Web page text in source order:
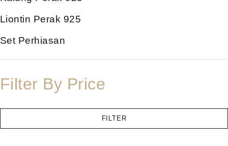
Liontin Perak 925
Set Perhiasan
Filter By Price
FILTER